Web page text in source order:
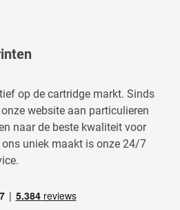
op de cartridge markt. Sinds
website aan particulieren
naar de beste kwaliteit voor
ons uniek maakt is onze 24/7